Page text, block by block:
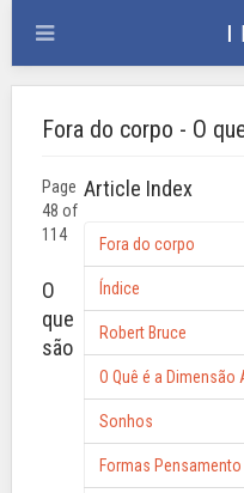
Fora do corpo - O
Article Index
Fora do corpo
Índice
Robert Bruce
O Quê é a Dimensão
Sonhos
Formas Pensamento
Page
48 of
114
O
que
são